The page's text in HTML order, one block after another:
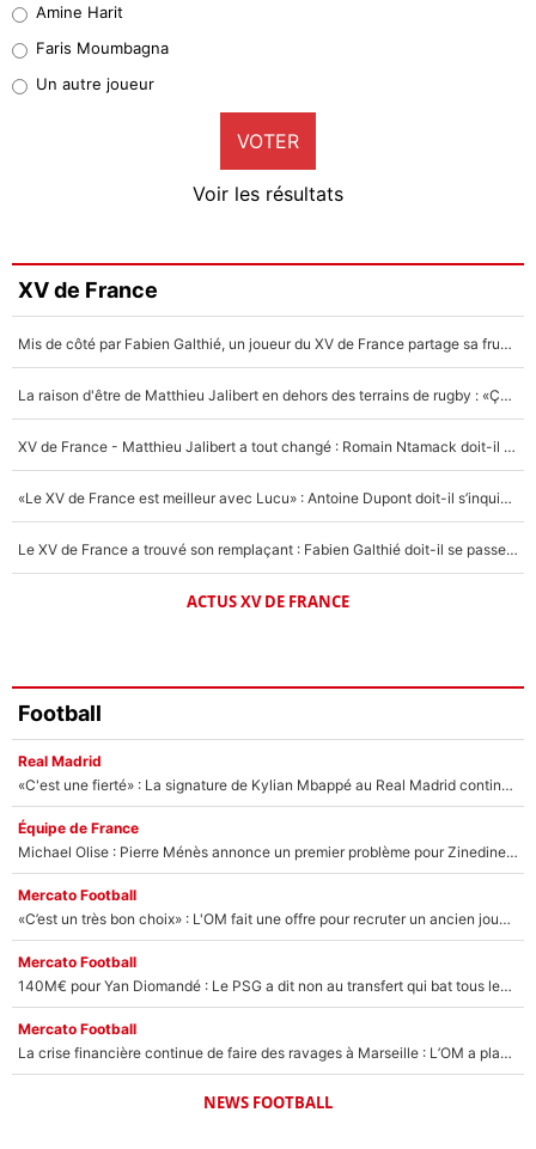
1%
9%
Faris Moumbagna
5%
Un autre joueur
5%
Amine Harit
Faris Moumbagna
Un autre joueur
VOTER
Voir les résultats
XV de France
Mis de côté par Fabien Galthié, un joueur du XV de France partage sa frustration : «ils ne me l’ont pas dit tout de suite»
La raison d'être de Matthieu Jalibert en dehors des terrains de rugby : «Ça m'atteint autant que si tu touches à un membre de ma famille»
XV de France - Matthieu Jalibert a tout changé : Romain Ntamack doit-il s’inquiéter pour sa place à un an de la Coupe du monde ?
«Le XV de France est meilleur avec Lucu» : Antoine Dupont doit-il s’inquiéter pour sa place ?
Le XV de France a trouvé son remplaçant : Fabien Galthié doit-il se passer d'Antoine Dupont ?
ACTUS XV DE FRANCE
Football
Real Madrid
«C'est une fierté» : La signature de Kylian Mbappé au Real Madrid continue de régaler l'Espagne
Équipe de France
Michael Olise : Pierre Ménès annonce un premier problème pour Zinedine Zidane en équipe de France
Mercato Football
«C’est un très bon choix» : L'OM fait une offre pour recruter un ancien joueur du PSG... et c'est validé dans l'After Foot !
Mercato Football
140M€ pour Yan Diomandé : Le PSG a dit non au transfert qui bat tous les records sur le mercato
Mercato Football
La crise financière continue de faire des ravages à Marseille : L’OM a placé 12 joueurs sur le marché des transferts… et ça pourrait lui rapporter près de 100M€ !
NEWS FOOTBALL